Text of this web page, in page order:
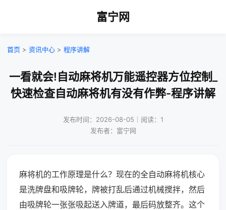
富宁网
首页 > 资讯中心 > 程序讲解
一看就会!自动麻将机万能遥控器方位控制_
快速检查自动麻将机有没有作弊-程序讲解
发布时间：2026-08-05｜阅读：1
发布者：富宁网
麻将机的工作原理是什么？现在的全自动麻将机核心
是洗牌盘和吸牌轮，牌被打乱后通过机械搅拌，然后
由吸牌轮一张张吸起送入牌道，最后码放整齐。这个